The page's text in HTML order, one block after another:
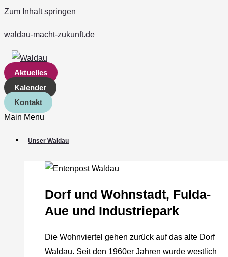
Zum Inhalt springen
waldau-macht-zukunft.de
Aktuelles
Kalender
Kontakt
Main Menu
Unser Waldau
Dorf und Wohnstadt, Fulda‐
Aue und Industriepark
Die Wohnviertel gehen zurück auf das alte Dorf
Waldau. Seit den 1960er Jahren wurde westlich